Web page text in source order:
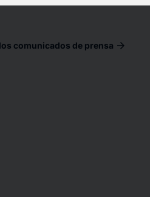
comunicados de prensa arrow_forward